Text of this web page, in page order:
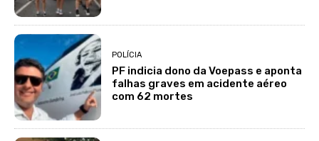
POLÍCIA
PF indicia dono da Voepass e aponta
falhas graves em acidente aéreo
com 62 mortes